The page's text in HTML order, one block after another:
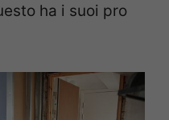
ha i suoi pro